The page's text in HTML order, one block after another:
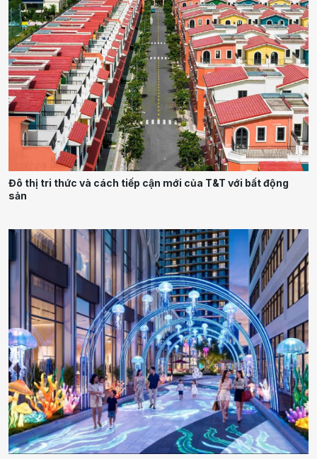
Đô thị tri thức và cách tiếp cận mới của T&T với bất động
sản